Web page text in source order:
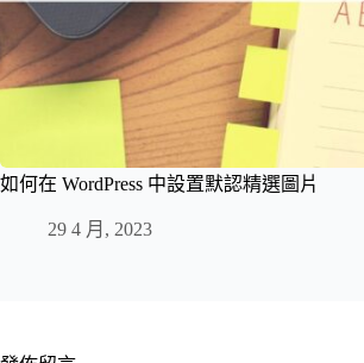
如何在 WordPress 中設置默認精選圖片
29 4 月, 2023